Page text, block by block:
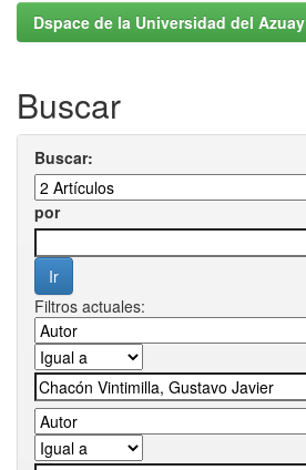
Dspace de la Universidad del Azuay
Buscar
Buscar:
por
Filtros actuales: